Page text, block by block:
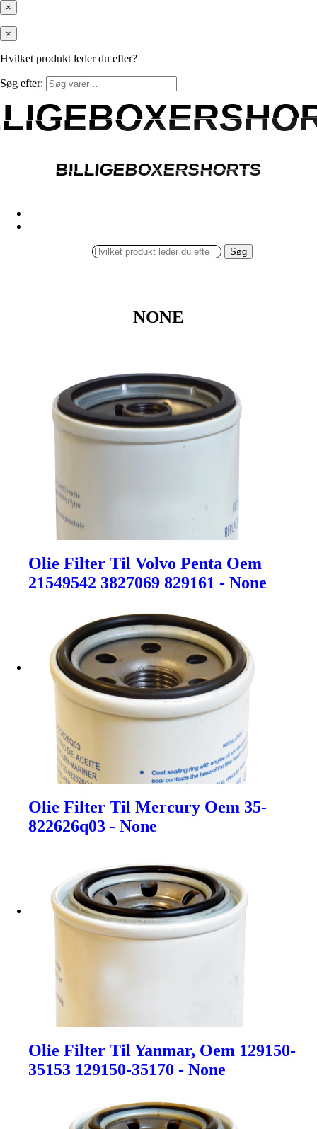
×
×
Hvilket produkt leder du efter?
Søg efter:
BILLIGEBOXERSHORTS
BILLIGEBOXERSHORTS
Søg
NONE
Olie Filter Til Volvo Penta Oem
21549542 3827069 829161 - None
Olie Filter Til Mercury Oem 35-
822626q03 - None
Olie Filter Til Yanmar, Oem 129150-
35153 129150-35170 - None